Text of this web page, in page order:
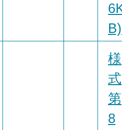
B)
様
式
第
8